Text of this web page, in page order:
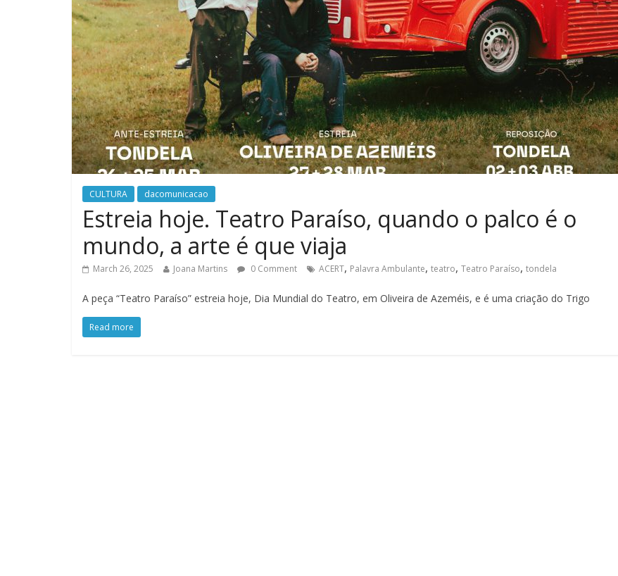
CULTURA dacomunicacao
Estreia hoje. Teatro Paraíso, quando o palco é o
mundo, a arte é que viaja
March 26, 2025 Joana Martins 0 Comment ACERT, Palavra Ambulante, teatro, Teatro Paraíso, tondela
A peça “Teatro Paraíso” estreia hoje, Dia Mundial do Teatro, em Oliveira de Azeméis, e é uma criação do Trigo
Read more